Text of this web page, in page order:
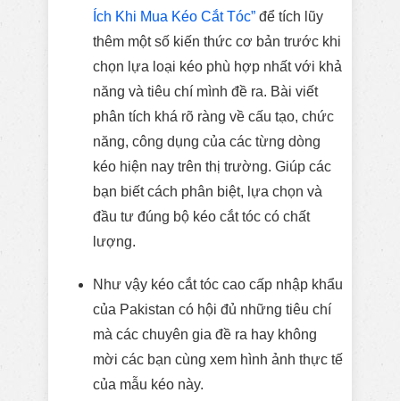
Ích Khi Mua Kéo Cắt Tóc” để tích lũy
thêm một số kiến thức cơ bản trước khi
chọn lựa loại kéo phù hợp nhất với khả
năng và tiêu chí mình đề ra. Bài viết
phân tích khá rõ ràng về cấu tạo, chức
năng, công dụng của các từng dòng
kéo hiện nay trên thị trường. Giúp các
bạn biết cách phân biệt, lựa chọn và
đầu tư đúng bộ kéo cắt tóc có chất
lượng.
Như vậy kéo cắt tóc cao cấp nhập khẩu
của Pakistan có hội đủ những tiêu chí
mà các chuyên gia đề ra hay không
mời các bạn cùng xem hình ảnh thực tế
của mẫu kéo này.